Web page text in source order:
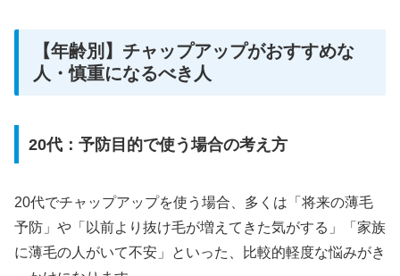
【年齢別】チャップアップがおすすめな
人・慎重になるべき人
20代：予防目的で使う場合の考え方
20代でチャップアップを使う場合、多くは「将来の薄毛
予防」や「以前より抜け毛が増えてきた気がする」「家族
に薄毛の人がいて不安」といった、比較的軽度な悩みがき